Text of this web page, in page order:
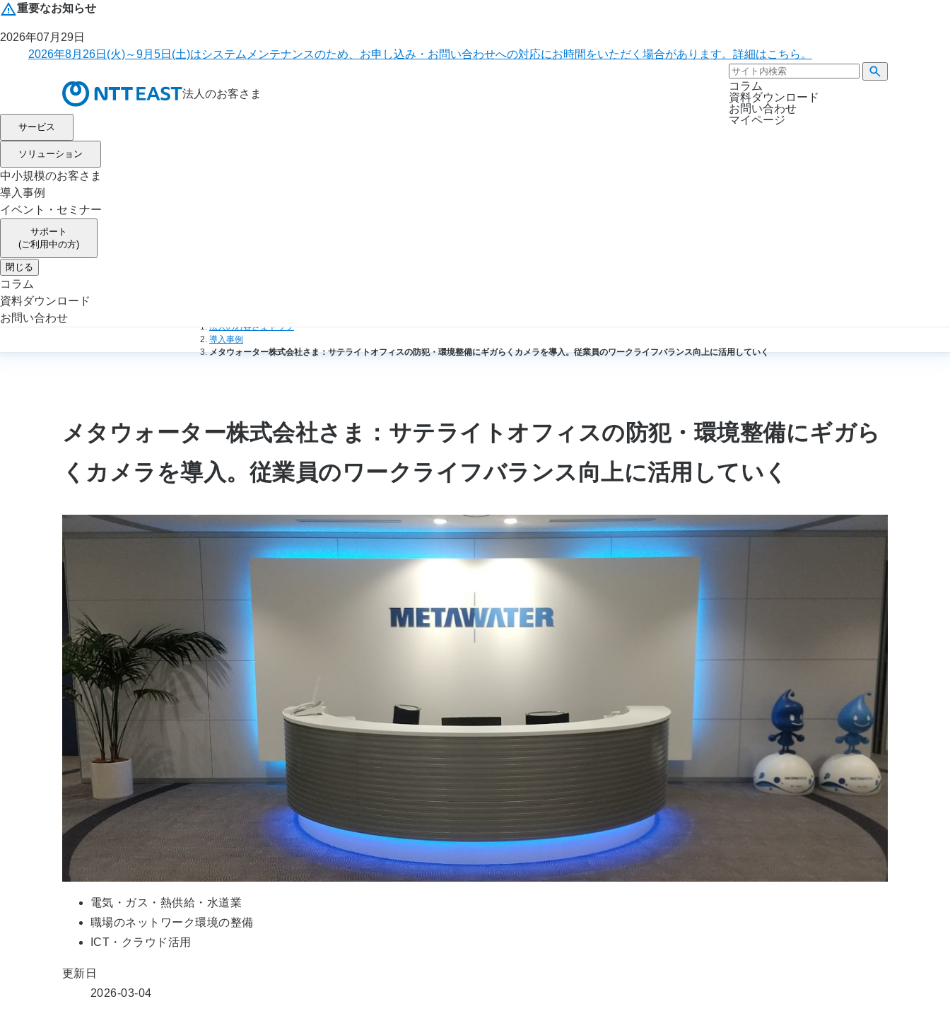
重要なお知らせ
2026年07月29日
2026年8月26日(火)～9月5日(土)はシステムメンテナンスのため、お申し込み・お問い合わせへの対応にお時間をいただく場合があります。詳細はこちら。
法人のお客さま
コラム
資料ダウンロード
お問い合わせ
マイページ
サービス
ソリューション
中小規模のお客さま
導入事例
イベント・セミナー
サポート
(ご利用中の方)
閉じる
コラム
資料ダウンロード
お問い合わせ
法人のお客さまトップ
導入事例
メタウォーター株式会社さま：サテライトオフィスの防犯・環境整備にギガらくカメラを導入。従業員のワークライフバランス向上に活用していく
メタウォーター株式会社さま：サテライトオフィスの防犯・環境整備にギガら
くカメラを導入。従業員のワークライフバランス向上に活用していく
電気・ガス・熱供給・水道業
職場のネットワーク環境の整備
ICT・クラウド活用
更新日
2026-03-04